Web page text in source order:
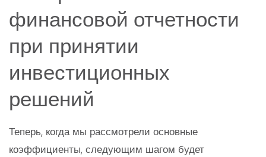
финансовой отчетности
при принятии
инвестиционных
решений
Теперь, когда мы рассмотрели основные
коэффициенты, следующим шагом будет